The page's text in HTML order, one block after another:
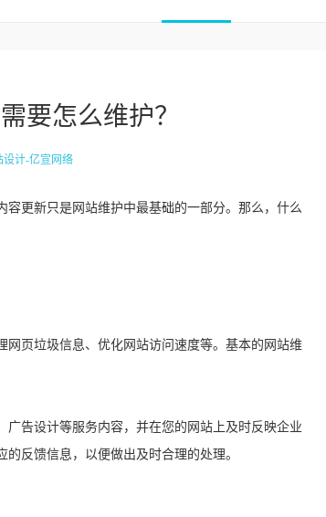
要怎么维护？
设计-亿宣网络
更新只是网站维护中最基础的一部分。那么，什么
页垃圾信息、优化网站访问速度等。基本的网站维
告设计等服务内容，并在您的网站上及时反映企业
反馈信息，以便做出及时合理的处理。